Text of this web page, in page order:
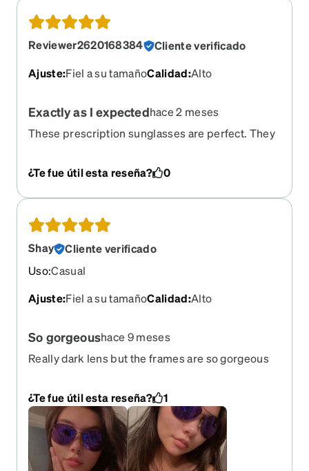
Reviewer2620168384
Cliente verificado
Ajuste:Fiel a su tamañoCalidad:Alto
Exactly as I expectedhace 2 meses
These prescription sunglasses are perfect. They
They're very comfortable and lightweight.
Ordering online was super easy and very user
friendly. I'll be definitely coming back for my
¿Te fue útil esta reseña? 0
Shay
Cliente verificado
Uso:Casual
Ajuste:Fiel a su tamañoCalidad:Alto
So gorgeoushace 9 meses
Really dark lens but the frames are so gorgeous
are just my favorite sunglasses
¿Te fue útil esta reseña? 1